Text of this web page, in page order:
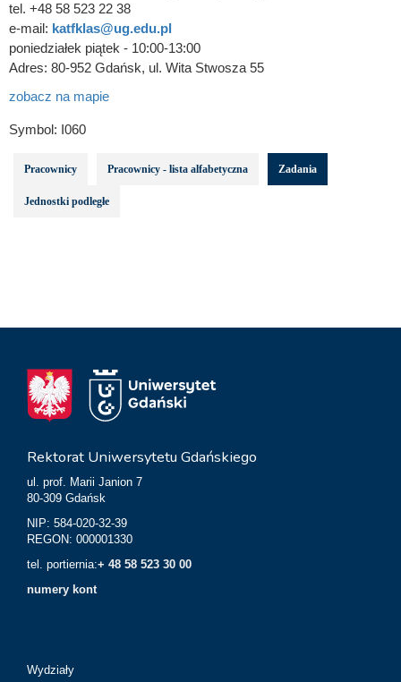
tel. +48 58 523 22 38
e-mail: katfklas@ug.edu.pl
poniedziałek piątek - 10:00-13:00
Adres: 80-952 Gdańsk, ul. Wita Stwosza 55
zobacz na mapie
Symbol: I060
Pracownicy Pracownicy - lista alfabetyczna Zadania
Jednostki podległe
Rektorat Uniwersytetu Gdańskiego
ul. prof. Marii Janion 7
80-309 Gdańsk
NIP: 584-020-32-39
REGON: 000001330
tel. portiernia:+ 48 58 523 30 00
numery kont
Wydziały